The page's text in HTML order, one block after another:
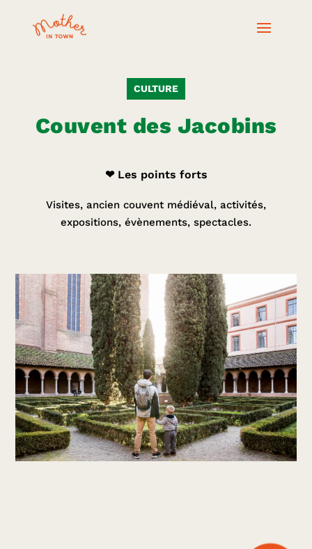
CULTURE
Couvent des Jacobins
❤ Les points forts
Visites, ancien couvent médiéval, activités,
expositions, évènements, spectacles.